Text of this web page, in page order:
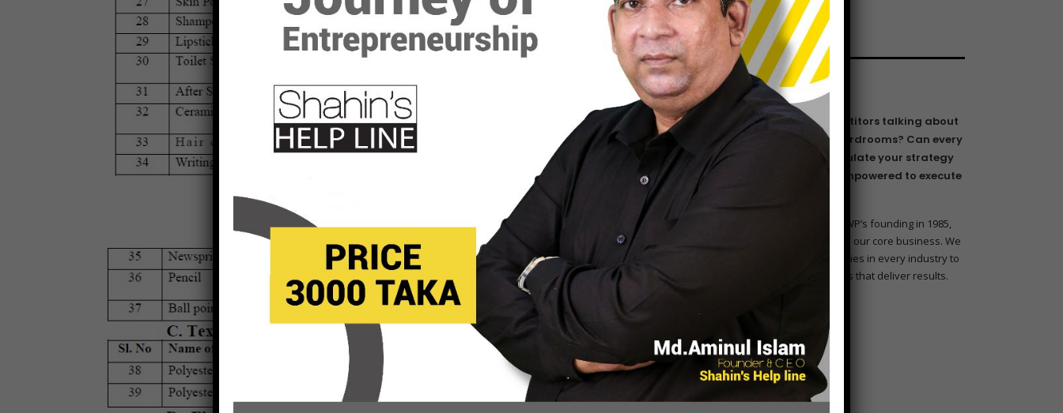
text widget
Are your competitors talking about
you in their boardrooms? Can every
employee articulate your strategy
and are they empowered to execute
Since Consulting WP’s founding in 1985,
strategy has been our core business. We
work with companies in every industry to
develop strategies that deliver results.